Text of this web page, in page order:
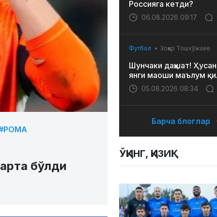
бўлди
Россияга кетди?
06.08.2026 09:17
Футбол Зоҳир Тошхўжаев
Шунчаки даҳшат!
янги маоши маълум
05.08.2026 08:34
Барча блоглар
ЎҚИНГ, ҚИЗИҚ!